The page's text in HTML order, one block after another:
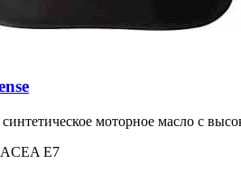
моторное масло с
ACEA E7